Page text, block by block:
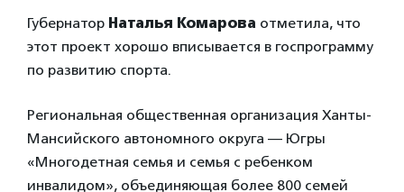
Губернатор Наталья Комарова отметила, что
этот проект хорошо вписывается в госпрограмму
по развитию спорта.
Региональная общественная организация Ханты-
Мансийского автономного округа — Югры
«Многодетная семья и семья с ребенком
инвалидом», объединяющая более 800 семей